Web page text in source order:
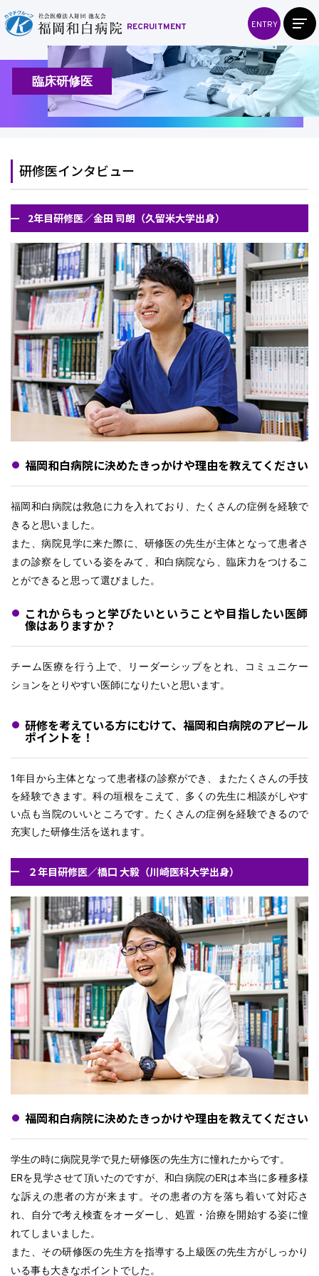
RECRUITMENT ENTRY
臨床研修医
研修医インタビュー
2年目研修医／金田 司朗（久留米大学出身）
福岡和白病院に決めたきっかけや理由を教えてください
福岡和白病院は救急に力を入れており、たくさんの症例を経験で
きると思いました。
また、病院見学に来た際に、研修医の先生が主体となって患者さ
まの診察をしている姿をみて、和白病院なら、臨床力をつけるこ
とができると思って選びました。
これからもっと学びたいということや目指したい医師
像はありますか？
チーム医療を行う上で、リーダーシップをとれ、コミュニケー
ションをとりやすい医師になりたいと思います。
研修を考えている方にむけて、福岡和白病院のアピール
ポイントを！
1年目から主体となって患者様の診察ができ、またたくさんの手技
を経験できます。科の垣根をこえて、多くの先生に相談がしやす
い点も当院のいいところです。たくさんの症例を経験できるので
充実した研修生活を送れます。
２年目研修医／橋口 大毅（川崎医科大学出身）
福岡和白病院に決めたきっかけや理由を教えてください
学生の時に病院見学で見た研修医の先生方に憧れたからです。
ERを見学させて頂いたのですが、和白病院のERは本当に多種多様
な訴えの患者の方が来ます。その患者の方を落ち着いて対応さ
れ、自分で考え検査をオーダーし、処置・治療を開始する姿に憧
れてしまいました。
また、その研修医の先生方を指導する上級医の先生方がしっかり
いる事も大きなポイントでした。